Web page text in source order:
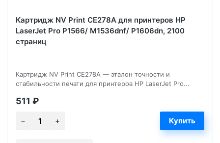
Картридж NV Print CE278A для принтеров HP
LaserJet Pro P1566/ M1536dnf/ P1606dn, 2100
страниц
Картридж NV Print CE278A — эталон точности и
стабильности печати для принтеров HP LaserJet Pro...
511 ₽